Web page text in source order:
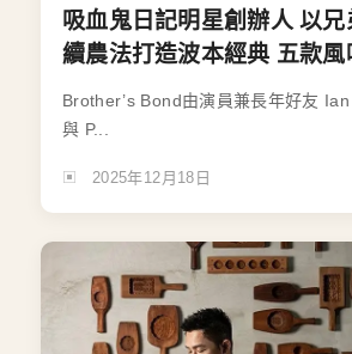
吸血鬼日記明星創辦人 以
續農法打造波本經典 五款風
Brother’s Bond由演員兼長年好友
與 P...
2025年12月18日